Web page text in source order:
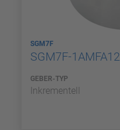
SGM7F
SGM7F-1AMFA12
GEBER-TYP
Inkrementell